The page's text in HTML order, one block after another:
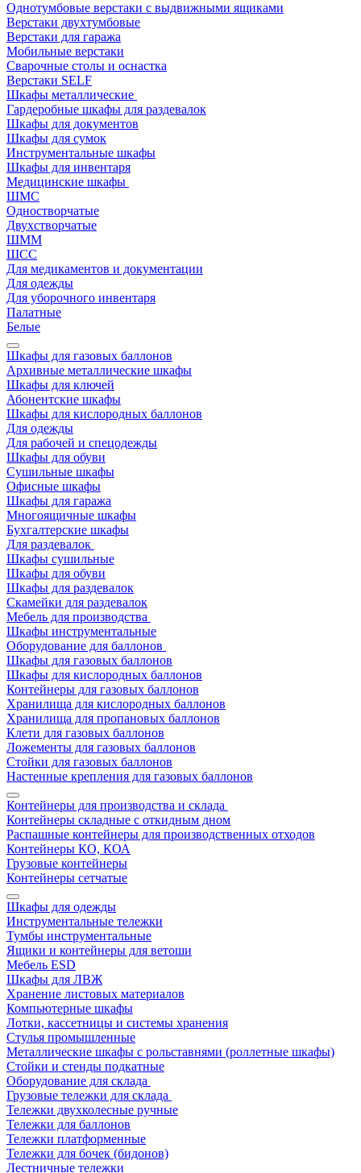
Однотумбовые верстаки с выдвижными ящиками
Верстаки двухтумбовые
Верстаки для гаража
Мобильные верстаки
Сварочные столы и оснастка
Верстаки SELF
Шкафы металлические
Гардеробные шкафы для раздевалок
Шкафы для документов
Шкафы для сумок
Инструментальные шкафы
Шкафы для инвентаря
Медицинские шкафы
ШМС
Одностворчатые
Двухстворчатые
ШММ
ШСС
Для медикаментов и документации
Для одежды
Для уборочного инвентаря
Палатные
Белые
Шкафы для газовых баллонов
Архивные металлические шкафы
Шкафы для ключей
Абонентские шкафы
Шкафы для кислородных баллонов
Для одежды
Для рабочей и спецодежды
Шкафы для обуви
Сушильные шкафы
Офисные шкафы
Шкафы для гаража
Многоящичные шкафы
Бухгалтерские шкафы
Для раздевалок
Шкафы сушильные
Шкафы для обуви
Шкафы для раздевалок
Скамейки для раздевалок
Мебель для производства
Шкафы инструментальные
Оборудование для баллонов
Шкафы для газовых баллонов
Шкафы для кислородных баллонов
Контейнеры для газовых баллонов
Хранилища для кислородных баллонов
Хранилища для пропановых баллонов
Клети для газовых баллонов
Ложементы для газовых баллонов
Стойки для газовых баллонов
Настенные крепления для газовых баллонов
Контейнеры для производства и склада
Контейнеры складные с откидным дном
Распашные контейнеры для производственных отходов
Контейнеры КО, КОА
Грузовые контейнеры
Контейнеры сетчатые
Шкафы для одежды
Инструментальные тележки
Тумбы инструментальные
Ящики и контейнеры для ветоши
Мебель ESD
Шкафы для ЛВЖ
Хранение листовых материалов
Компьютерные шкафы
Лотки, кассетницы и системы хранения
Стулья промышленные
Металлические шкафы с рольставнями (роллетные шкафы)
Стойки и стенды подкатные
Оборудование для склада
Грузовые тележки для склада
Тележки двухколесные ручные
Тележки для баллонов
Тележки платформенные
Тележки для бочек (бидонов)
Лестничные тележки